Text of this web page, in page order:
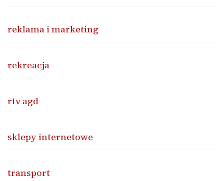
reklama i marketing
rekreacja
rtv agd
sklepy internetowe
transport